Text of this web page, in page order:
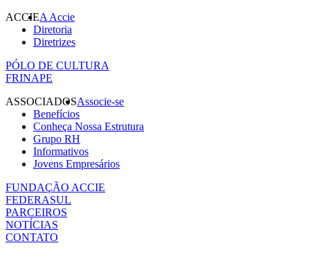
ACCIEA Accie
Diretoria
Diretrizes
PÓLO DE CULTURA
FRINAPE
ASSOCIADOSAssocie-se
Benefícios
Conheça Nossa Estrutura
Grupo RH
Informativos
Jovens Empresários
FUNDAÇÃO ACCIE
FEDERASUL
PARCEIROS
NOTÍCIAS
CONTATO